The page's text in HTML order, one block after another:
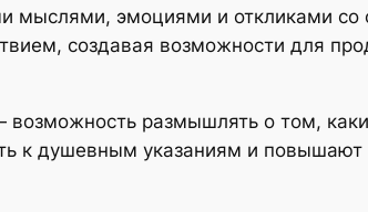
мыслями, эмоциями и откликами со
создавая возможности для
возможность размышлять о том,
к душевным указаниям и повышают